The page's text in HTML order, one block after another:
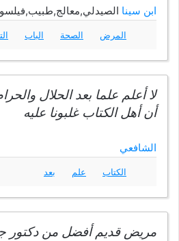
ابن سينا
المرض الصحة الباب
لا أعلم علما بعد الحلال
أن أهل الكتاب غلبونا عليه
الشافعي
الكتاب علم بعد
مريض قديم أفضل من دكتور